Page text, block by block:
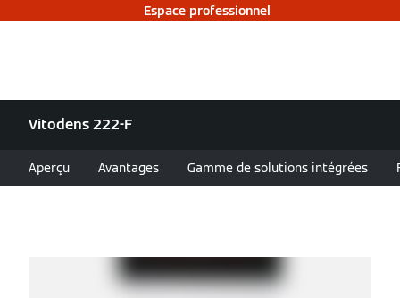
Espace professionnel
Vitodens 222-F
Aperçu Avantages Gamme de solutions intégrées